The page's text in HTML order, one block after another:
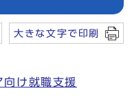
大きな文字で印刷
け就職支援